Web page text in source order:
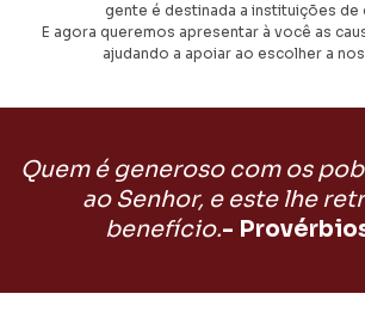
gente é destinada a instituições de
E agora queremos apresentar à você as
ajudando a apoiar ao escolher a
Quem é generoso com os
ao Senhor, e este lhe
benefício.-